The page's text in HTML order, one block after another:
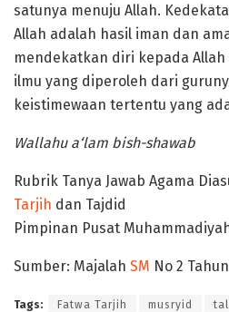
satunya menuju Allah.
Allah adalah hasil iman dan
mendekatkan diri kepada
ilmu yang diperoleh dari
keistimewaan tertentu yang
Wallahu a‘lam bish-shawab
Rubrik Tanya Jawab Agama
Tarjih dan Tajdid
Pimpinan Pusat
Sumber: Majalah SM No 2
Tags: Fatwa Tarjih musryid